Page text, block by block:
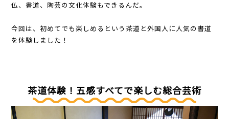
仏、書道、陶芸の文化体験もできるんだ。
今回は、初めてでも楽しめるという茶道と外国人に人気の書道
を体験しました！
茶道体験！五感すべてで楽しむ総合芸術